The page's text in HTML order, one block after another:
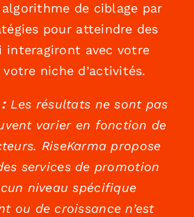
de ciblage par
pour atteindre des
interagiront avec votre
niche d’activités.
Les résultats ne sont pas
varier en fonction de
RiseKarma propose
services de promotion
niveau spécifique
ou de croissance n’est